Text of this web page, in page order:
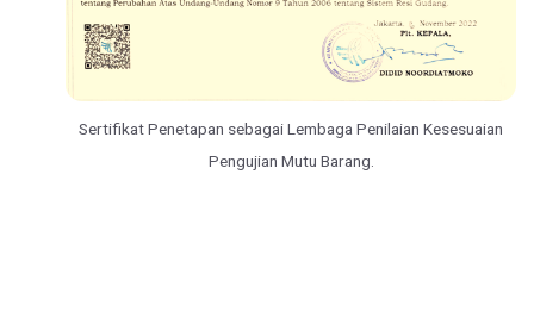
Sertifikat Penetapan sebagai Lembaga Penilaian Kesesuaian
Pengujian Mutu Barang.